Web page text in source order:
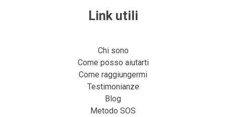
Link utili
Chi sono
Come posso aiutarti
Come raggiungermi
Testimonianze
Blog
Metodo SOS